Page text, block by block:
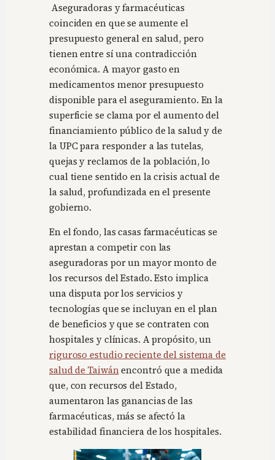
Aseguradoras y farmacéuticas
coinciden en que se aumente el
presupuesto general en salud, pero
tienen entre sí una contradicción
económica. A mayor gasto en
medicamentos menor presupuesto
disponible para el aseguramiento. En la
superficie se clama por el aumento del
financiamiento público de la salud y de
la UPC para responder a las tutelas,
quejas y reclamos de la población, lo
cual tiene sentido en la crisis actual de
la salud, profundizada en el presente
gobierno.
En el fondo, las casas farmacéuticas se
aprestan a competir con las
aseguradoras por un mayor monto de
los recursos del Estado. Esto implica
una disputa por los servicios y
tecnologías que se incluyan en el plan
de beneficios y que se contraten con
hospitales y clínicas. A propósito, un
riguroso estudio reciente del sistema de
salud de Taiwánencontró que a medida
que, con recursos del Estado,
aumentaron las ganancias de las
farmacéuticas, más se afectó la
estabilidad financiera de los hospitales.